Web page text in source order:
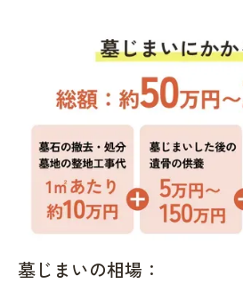
墓じまいの相場：